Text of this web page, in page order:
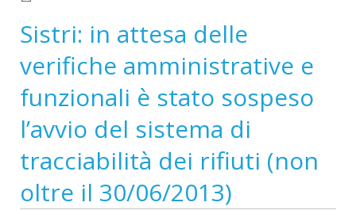
Sistri: in attesa delle
verifiche amministrative e
funzionali è stato sospeso
l’avvio del sistema di
tracciabilità dei rifiuti (non
oltre il 30/06/2013)